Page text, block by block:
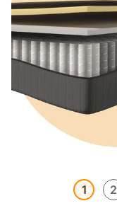
1 2